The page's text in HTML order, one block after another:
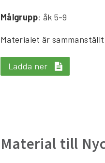
Målgrupp: åk 5-9
Materialet är sammanställt
Ladda ner
Material till